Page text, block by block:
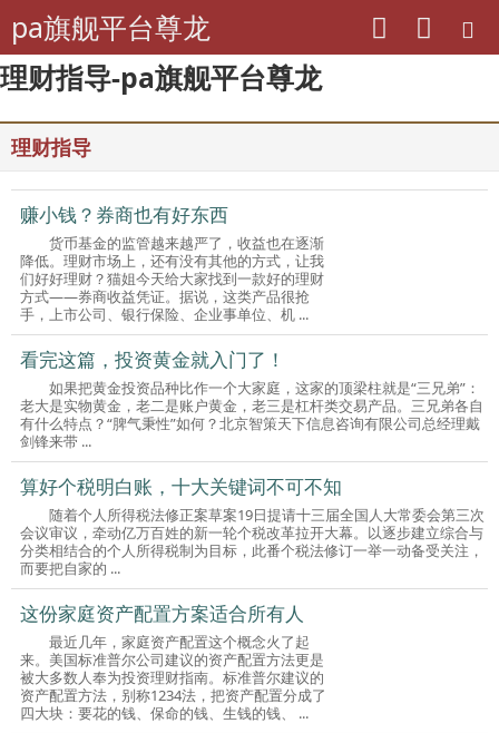
理财指导-pa旗舰平台尊龙
pa旗舰平台尊龙
理财指导
赚小钱？券商也有好东西
货币基金的监管越来越严了，收益也在逐渐
降低。理财市场上，还有没有其他的方式，让我
们好好理财？猫姐今天给大家找到一款好的理财
方式——券商收益凭证。据说，这类产品很抢
手，上市公司、银行保险、企业事单位、机 ...
看完这篇，投资黄金就入门了！
如果把黄金投资品种比作一个大家庭，这家的顶梁柱就是“三兄弟”：
老大是实物黄金，老二是账户黄金，老三是杠杆类交易产品。三兄弟各自
有什么特点？“脾气秉性”如何？北京智策天下信息咨询有限公司总经理戴
剑锋来带 ...
算好个税明白账，十大关键词不可不知
随着个人所得税法修正案草案19日提请十三届全国人大常委会第三次
会议审议，牵动亿万百姓的新一轮个税改革拉开大幕。以逐步建立综合与
分类相结合的个人所得税制为目标，此番个税法修订一举一动备受关注，
而要把自家的 ...
这份家庭资产配置方案适合所有人
最近几年，家庭资产配置这个概念火了起
来。美国标准普尔公司建议的资产配置方法更是
被大多数人奉为投资理财指南。标准普尔建议的
资产配置方法，别称1234法，把资产配置分成了
四大块：要花的钱、保命的钱、生钱的钱、 ...